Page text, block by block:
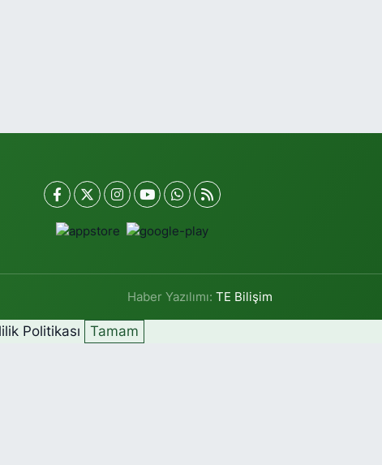
Haber Yazılımı:TE Bilişim
Politikası Tamam